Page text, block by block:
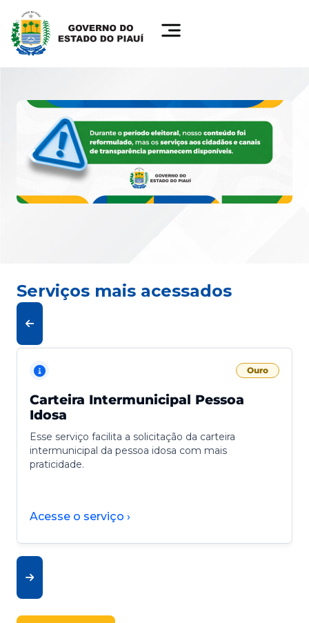
Serviços mais acessados
Ouro
Carteira Intermunicipal Pessoa
Idosa
Esse serviço facilita a solicitação da carteira
intermunicipal da pessoa idosa com mais
praticidade.
Acesse o serviço ›